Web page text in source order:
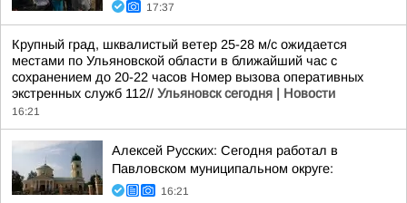
17:37
Крупный град, шквалистый ветер 25-28 м/с ожидается
местами по Ульяновской области в ближайший час с
сохранением до 20-22 часов Номер вызова оперативных
экстренных служб 112// Ульяновск сегодня | Новости
16:21
Алексей Русских: Сегодня работал в
Павловском муниципальном округе:
16:21